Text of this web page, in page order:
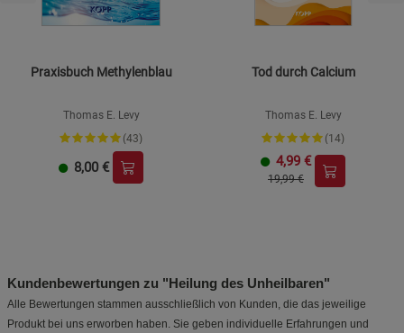
Praxisbuch Methylenblau
Thomas E. Levy
(43)
8,00 €
Tod durch Calcium
Thomas E. Levy
(14)
4,99 €
19,99 €
Kundenbewertungen zu "Heilung des Unheilbaren"
Alle Bewertungen stammen ausschließlich von Kunden, die das jeweilige
Produkt bei uns erworben haben. Sie geben individuelle Erfahrungen und